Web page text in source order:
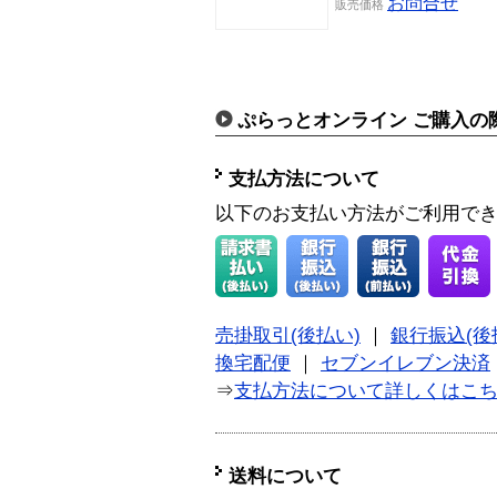
販売価格
ぷらっとオンライン ご購入の
支払方法について
以下のお支払い方法がご利用で
売掛取引(後払い)
銀行振込(後
換宅配便
セブンイレブン決済
⇒支払方法について詳しくはこ
送料について